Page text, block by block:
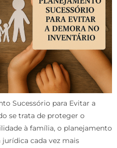
Sucessório para Evitar a
se trata de proteger o
à família, o planejamento
cada vez mais